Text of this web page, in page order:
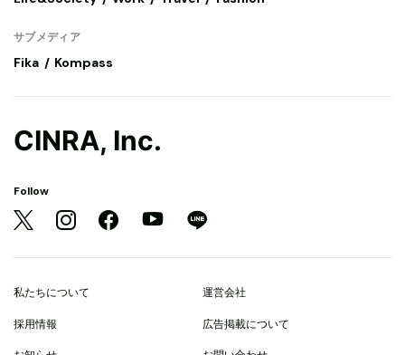
サブメディア
Fika Kompass
CINRA, Inc.
Follow
私たちについて 運営会社
採用情報 広告掲載について